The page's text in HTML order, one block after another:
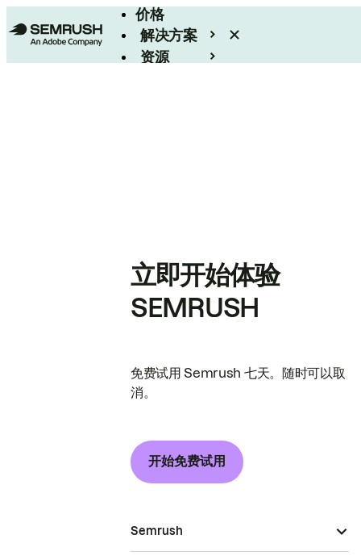
价格
解决方案
资源
立即开始体验
SEMRUSH
免费试用 Semrush 七天。随时可以取
消。
开始免费试用
Semrush